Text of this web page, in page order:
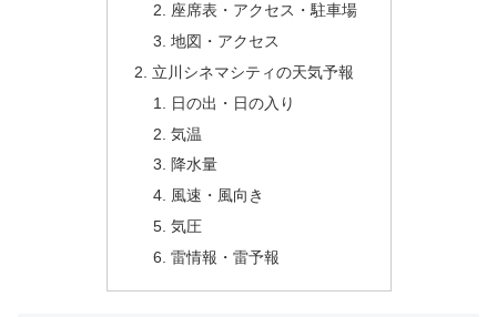
座席表・アクセス・駐車場
地図・アクセス
立川シネマシティの天気予報
日の出・日の入り
気温
降水量
風速・風向き
気圧
雷情報・雷予報